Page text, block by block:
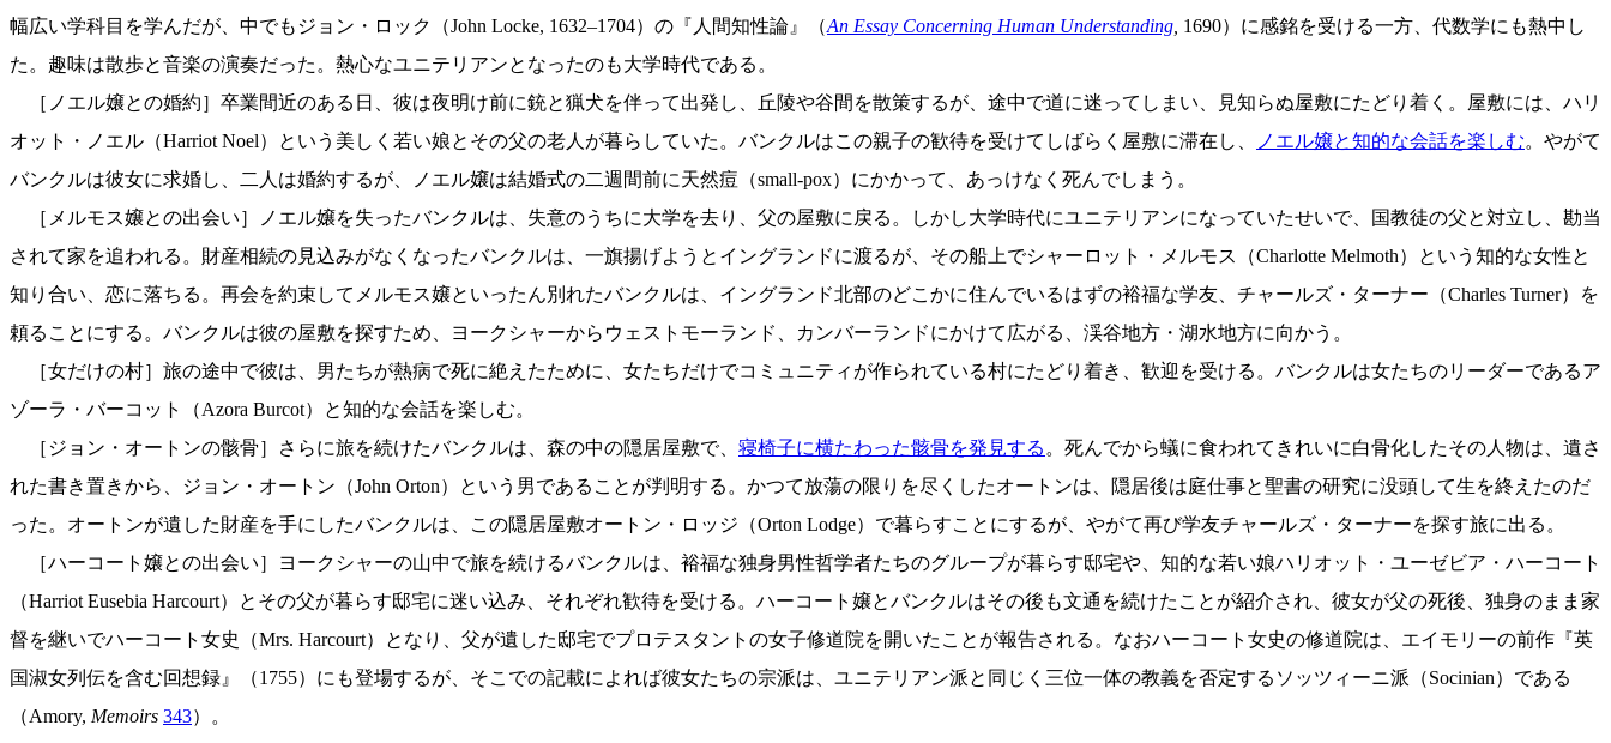
幅広い学科目を学んだが、中でもジョン・ロック（John Locke, 1632–1704）の『人間知性論』（An Essay Concerning Human Understanding, 1690）に感銘を受ける一方、代数学にも熱中し
た。趣味は散歩と音楽の演奏だった。熱心なユニテリアンとなったのも大学時代である。
［ノエル嬢との婚約］卒業間近のある日、彼は夜明け前に銃と猟犬を伴って出発し、丘陵や谷間を散策するが、途中で道に迷ってしまい、見知らぬ屋敷にたどり着く。屋敷には、ハリ
オット・ノエル（Harriot Noel）という美しく若い娘とその父の老人が暮らしていた。バンクルはこの親子の歓待を受けてしばらく屋敷に滞在し、
ノエル嬢と知的な会話を楽しむ。やがて
バンクルは彼女に求婚し、二人は婚約するが、ノエル嬢は結婚式の二週間前に天然痘（small-pox）にかかって、あっけなく死んでしまう。
［メルモス嬢との出会い］ノエル嬢を失ったバンクルは、失意のうちに大学を去り、父の屋敷に戻る。しかし大学時代にユニテリアンになっていたせいで、国教徒の父と対立し、勘当
されて家を追われる。財産相続の見込みがなくなったバンクルは、一旗揚げようとイングランドに渡るが、その船上でシャーロット・メルモス（Charlotte Melmoth）という知的な女性と
知り合い、恋に落ちる。再会を約束してメルモス嬢といったん別れたバンクルは、イングランド北部のどこかに住んでいるはずの裕福な学友、チャールズ・ターナー（Charles Turner）を
頼ることにする。バンクルは彼の屋敷を探すため、ヨークシャーからウェストモーランド、カンバーランドにかけて広がる、渓谷地方・湖水地方に向かう。
［女だけの村］旅の途中で彼は、男たちが熱病で死に絶えたために、女たちだけでコミュニティが作られている村にたどり着き、歓迎を受ける。バンクルは女たちのリーダーであるア
ゾーラ・バーコット（Azora Burcot）と知的な会話を楽しむ。
［ジョン・オートンの骸骨］さらに旅を続けたバンクルは、森の中の隠居屋敷で、 寝椅子に横たわった骸骨を発見する。死んでから蟻に食われてきれいに白骨化したその人物は、遺さ
れた書き置きから、ジョン・オートン（John Orton）という男であることが判明する。かつて放蕩の限りを尽くしたオートンは、隠居後は庭仕事と聖書の研究に没頭して生を終えたのだ
った。オートンが遺した財産を手にしたバンクルは、この隠居屋敷オートン・ロッジ（Orton Lodge）で暮らすことにするが、やがて再び学友チャールズ・ターナーを探す旅に出る。
［ハーコート嬢との出会い］ヨークシャーの山中で旅を続けるバンクルは、裕福な独身男性哲学者たちのグループが暮らす邸宅や、知的な若い娘ハリオット・ユーゼビア・ハーコート
（Harriot Eusebia Harcourt）とその父が暮らす邸宅に迷い込み、それぞれ歓待を受ける。ハーコート嬢とバンクルはその後も文通を続けたことが紹介され、彼女が父の死後、独身のまま家
督を継いでハーコート女史（Mrs. Harcourt）となり、父が遺した邸宅でプロテスタントの女子修道院を開いたことが報告される。なおハーコート女史の修道院は、エイモリーの前作『英
国淑女列伝を含む回想録』（1755）にも登場するが、そこでの記載によれば彼女たちの宗派は、ユニテリアン派と同じく三位一体の教義を否定するソッツィーニ派（Socinian）である
（Amory, Memoirs 343）。